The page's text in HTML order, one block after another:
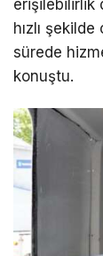
erişilebilirlik
hızlı
sürede
konuştu.